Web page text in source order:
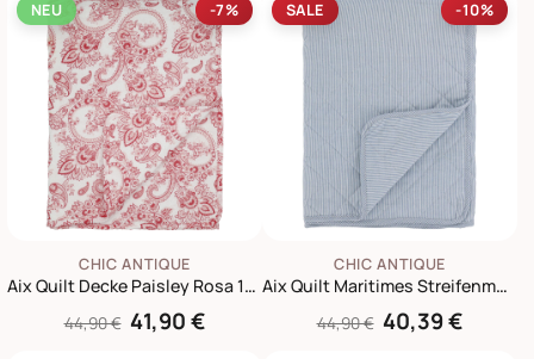
NEU -7%
CHIC ANTIQUE
Aix Quilt Decke Paisley Rosa 180 x 130 cm
44,90 € 41,90 €
SALE -10%
CHIC ANTIQUE
Aix Quilt Maritimes Streifenmuster
44,90 € 40,39 €